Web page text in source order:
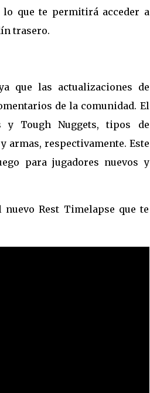
lo que te permitirá acceder a
trasero.
que las actualizaciones de
de la comunidad. El
y Tough Nuggets, tipos de
armas, respectivamente. Este
para jugadores nuevos y
Rest Timelapse que te